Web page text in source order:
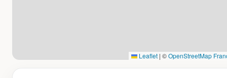
Leaflet | ©OpenStreetMap